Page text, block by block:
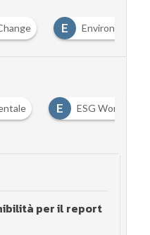
E Environmental
E ESG World
per il report